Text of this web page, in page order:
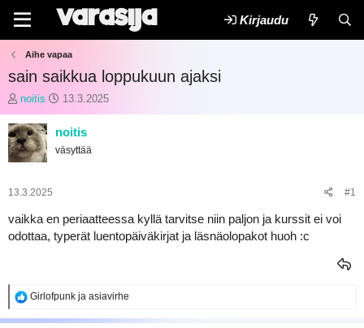
Kirjaudu
Aihe vapaa
sain saikkua loppukuun ajaksi
K
e
s
k
u
l
u
n
o
i
t
noitis
A
l
o
t
ä
i
v
ä
r
13.3.2025
noitis
väsyttää
13.3.2025 #1
vaikka en periaatteessa kyllä tarvitse niin paljon ja kurssit ei voi
odottaa, typerät luentopäiväkirjat ja läsnäolopakot huoh :c
R
a
Girlofpunk ja asiavirhe